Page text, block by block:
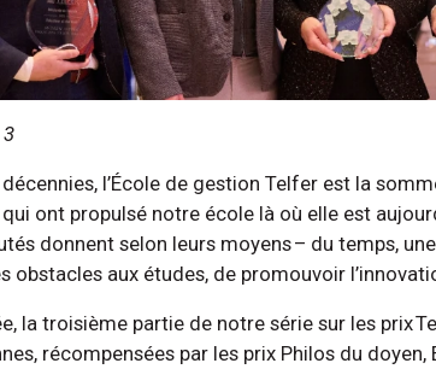
l’École de gestion Telfer est la
ont propulsé notre école là où elle est
donnent selon leurs moyens – du temps,
obstacles aux études, de promouvoir
la troisième partie de notre série sur les prix
récompensées par les prix Philos du